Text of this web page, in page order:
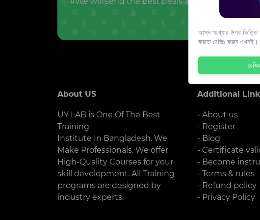
About US
UY LAB is One Of The Best
Training
Institute In Bangladesh. We
Make Professionals. We offer
High-Quality Courses for your
skill development. All Training
programs are designed by
industry experts.
Additional
- About us
- Register
- Blog
- Certificate
- Become
- Terms & rules
- Refund policy
- Privacy Policy
আসন সংখ্যার উপর ভিত্তি
করতে রেজিঃ করুন এখনই।